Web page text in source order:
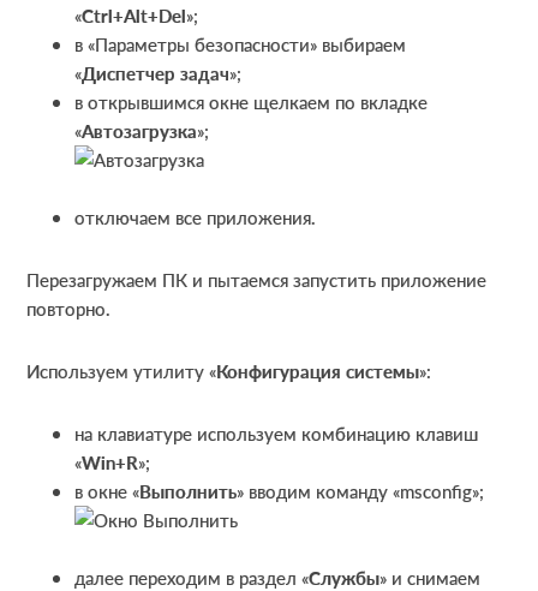
«Ctrl+Alt+Del»;
в «Параметры безопасности» выбираем
«Диспетчер задач»;
в открывшимся окне щелкаем по вкладке
«Автозагрузка»;
отключаем все приложения.
Перезагружаем ПК и пытаемся запустить приложение
повторно.
Используем утилиту «Конфигурация системы»:
на клавиатуре используем комбинацию клавиш
«Win+R»;
в окне «Выполнить» вводим команду «msconfig»;
далее переходим в раздел «Службы» и снимаем